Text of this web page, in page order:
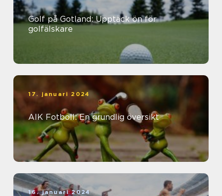
Golf på Gotland: Upptäck ön för
golfälskare
17. januari 2024
AIK Fotboll: En grundlig översikt
16. januari 2024